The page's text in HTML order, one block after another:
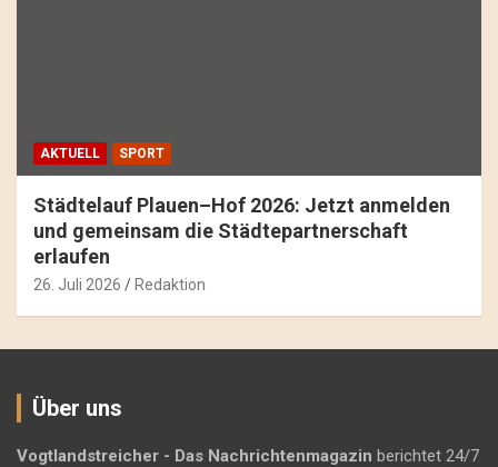
AKTUELL SPORT
Städtelauf Plauen–Hof 2026: Jetzt anmelden
und gemeinsam die Städtepartnerschaft
erlaufen
26. Juli 2026 Redaktion
Über uns
Vogtlandstreicher - Das Nachrichtenmagazin berichtet 24/7